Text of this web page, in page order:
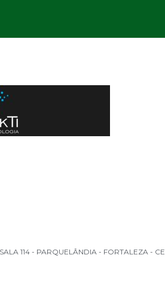
114 - PARQUELÂNDIA - FORTALEZA - CE